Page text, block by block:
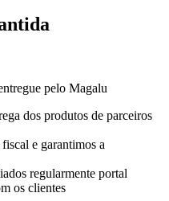
pelo Magalu
dos produtos de parceiros
e garantimos a
regularmente portal
os clientes